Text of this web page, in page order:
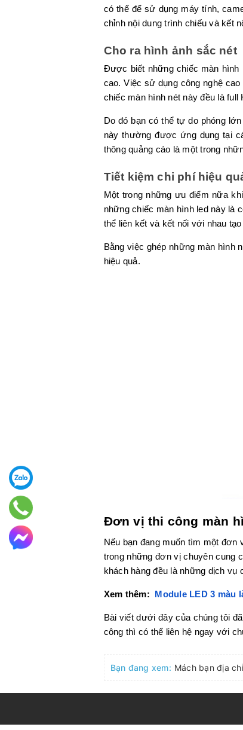
có thể để sử dụng máy tính,
chỉnh nội dung trình chiếu và kết
Cho ra hình ảnh sắc nét
Được biết những chiếc màn hình
cao. Việc sử dụng công nghệ
chiếc màn hình nét này đều là
Do đó bạn có thể tự do phóng
này thường được ứng dụng tại
thông quảng cáo là một trong
Tiết kiệm chi phí hiệu
Một trong những ưu điểm nữa
những chiếc màn hình led này là
thể liên kết và kết nối với nhau
Bằng việc ghép những màn hình
hiệu quả.
Đơn vị thi công màn
Nếu bạn đang muốn tìm một
trong những đơn vị chuyên cung
khách hàng đều là những dịch
Xem thêm: Module LED 3 màu
Bài viết dưới đây của chúng tôi
công thì có thể liên hệ ngay với
Bạn đang xem: